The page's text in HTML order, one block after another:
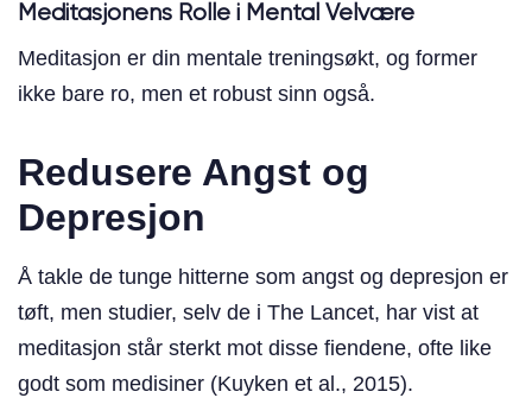
Meditasjonens Rolle i Mental Velvære
Meditasjon er din mentale treningsøkt, og former
ikke bare ro, men et robust sinn også.
Redusere Angst og
Depresjon
Å takle de tunge hitterne som angst og depresjon er
tøft, men studier, selv de i The Lancet, har vist at
meditasjon står sterkt mot disse fiendene, ofte like
godt som medisiner (Kuyken et al., 2015).